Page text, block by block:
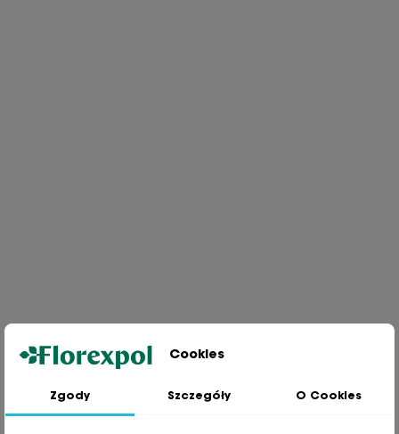
Jesteśmy wiodącą firmą wysyłkową roślin na terenie Polski. Od ponad
30 lat dzielimy się z naszymi Klientami naszą pasją, doświadczeniem i
Cookies
Zgody Szczegóły O Cookies